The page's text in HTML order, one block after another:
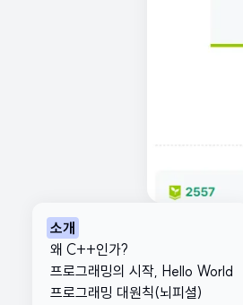
소개
왜 C++인가?
프로그래밍의 시작, Hello World
프로그래밍 대원칙(뇌피셜)